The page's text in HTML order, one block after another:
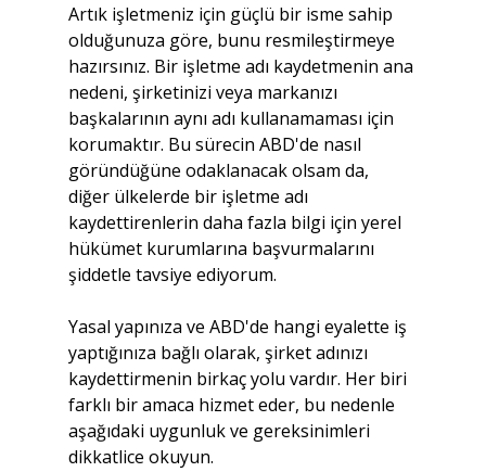
Artık işletmeniz için güçlü bir isme sahip
olduğunuza göre, bunu resmileştirmeye
hazırsınız. Bir işletme adı kaydetmenin ana
nedeni, şirketinizi veya markanızı
başkalarının aynı adı kullanamaması için
korumaktır. Bu sürecin ABD'de nasıl
göründüğüne odaklanacak olsam da,
diğer ülkelerde bir işletme adı
kaydettirenlerin daha fazla bilgi için yerel
hükümet kurumlarına başvurmalarını
şiddetle tavsiye ediyorum.
Yasal yapınıza ve ABD'de hangi eyalette iş
yaptığınıza bağlı olarak, şirket adınızı
kaydettirmenin birkaç yolu vardır. Her biri
farklı bir amaca hizmet eder, bu nedenle
aşağıdaki uygunluk ve gereksinimleri
dikkatlice okuyun.